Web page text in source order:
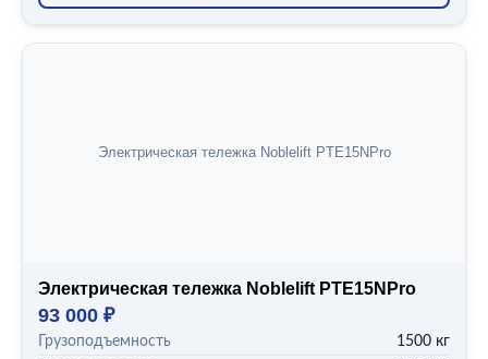
Электрическая тележка Noblelift PTE15NPro
Электрическая тележка Noblelift PTE15NPro
93 000 ₽
Грузоподъемность
1500 кг